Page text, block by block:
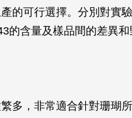
的可行選擇。分別對實
含量及樣品間的差異和
多，非常適合針對珊瑚